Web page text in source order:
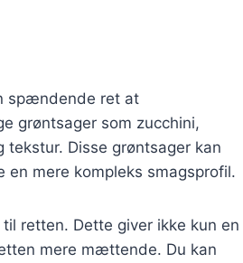
spændende ret at
grøntsager som zucchini,
Disse grøntsager kan
en mere kompleks smagsprofil.
retten. Dette giver ikke kun en
mere mættende. Du kan